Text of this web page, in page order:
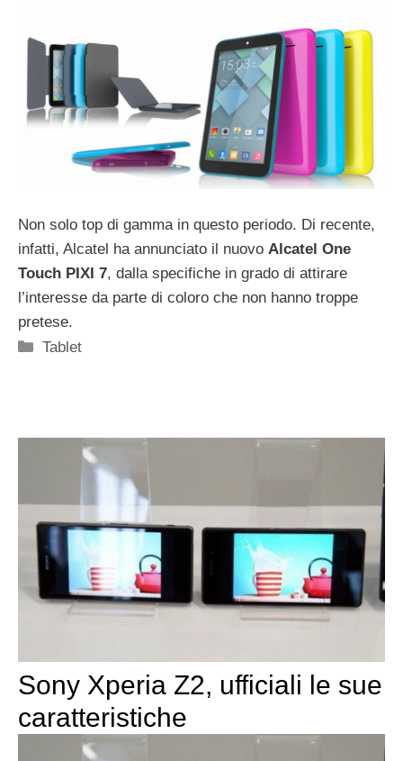
Non solo top di gamma in questo periodo. Di recente,
infatti, Alcatel ha annunciato il nuovo Alcatel One
Touch PIXI 7, dalla specifiche in grado di attirare
l’interesse da parte di coloro che non hanno troppe
pretese.
Categorie
Tablet
Sony Xperia Z2, ufficiali le sue
caratteristiche